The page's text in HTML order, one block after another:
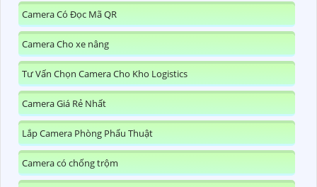
Camera Có Đọc Mã QR
Camera Cho xe nâng
Tư Vấn Chọn Camera Cho Kho Logistics
Camera Giá Rẻ Nhất
Lắp Camera Phòng Phẩu Thuật
Camera có chống trộm